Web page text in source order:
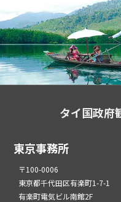
タイ国政府
東京事務所
〒100-0006
東京都千代田区有楽町1-7-1
有楽町電気ビル南館2F